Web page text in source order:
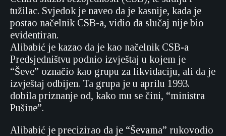
tužilac. Svjedok je naveo da je kasnije, kada je
postao načelnik CSB-a, vidio da slučaj nije bio
evidentiran.
Alibabić je kazao da je kao načelnik CSB-a
Predsjedništvu podnio izvještaj u kojem je
“Ševe” označio kao grupu za likvidaciju, ali da je
izvještaj odbijen. Ta grupa je u aprilu 1993.
dobila priznanje od, kako mu se čini, “ministra
Pušine”.
Alibabić je precizirao da je “Ševama” rukovodio